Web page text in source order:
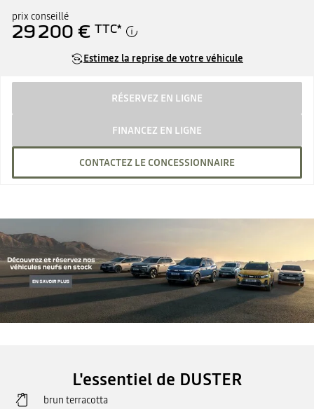
prix conseillé
29 200 € TTC*
Estimez la reprise de votre véhicule
RÉSERVEZ EN LIGNE
FINANCEZ EN LIGNE
CONTACTEZ LE CONCESSIONNAIRE
L'essentiel de DUSTER
brun terracotta